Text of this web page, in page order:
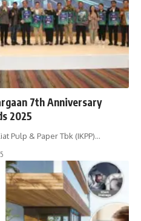
7th Anniversary
2025
Pulp & Paper Tbk (IKPP)…